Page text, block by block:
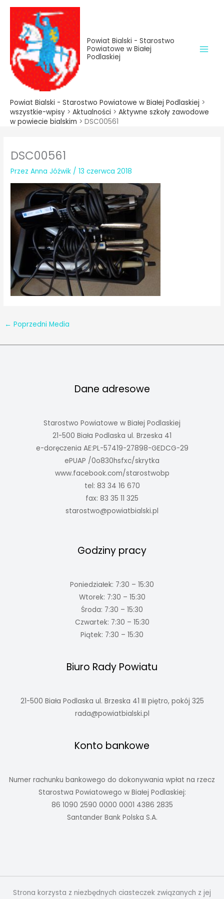
treści
Przejdź
treści
Powiat Bialski - Starostwo
Powiatowe w Białej
Podlaskiej
Powiat Bialski - Starostwo Powiatowe w Białej Podlaskiej >
wszystkie-wpisy > Aktualności > Aktywne szkoły zawodowe
w powiecie bialskim > DSC00561
DSC00561
PrzezAnna Jóźwik /13 czerwca 2018
← Poprzedni Media
Dane adresowe
Starostwo Powiatowe w Białej Podlaskiej
21-500 Biała Podlaska ul. Brzeska 41
e-doręczenia AE:PL-57419-27898-GEDCG-29
ePUAP /0o830hsfxc/skrytka
www.facebook.com/starostwobp
tel: 83 34 16 670
fax: 83 35 11 325
starostwo@powiatbialski.pl
Godziny pracy
Poniedziałek: 7:30 – 15:30
Wtorek: 7:30 – 15:30
Środa: 7:30 – 15:30
Czwartek: 7:30 – 15:30
Piątek: 7:30 – 15:30
Biuro Rady Powiatu
21-500 Biała Podlaska ul. Brzeska 41 III piętro, pokój 325
rada@powiatbialski.pl
Konto bankowe
Numer rachunku bankowego do dokonywania wpłat na rzecz
Starostwa Powiatowego w Białej Podlaskiej:
86 1090 2590 0000 0001 4386 2835
Santander Bank Polska S.A.
Strona korzysta z niezbędnych ciasteczek związanych z jej